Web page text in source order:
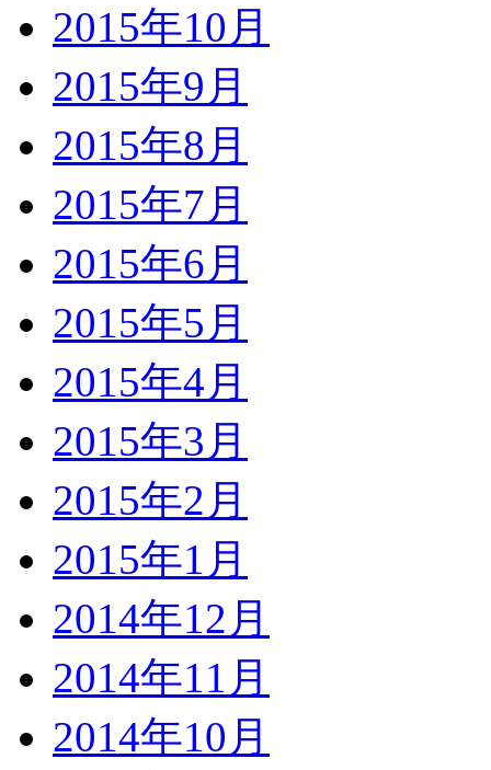
2015年10月
2015年9月
2015年8月
2015年7月
2015年6月
2015年5月
2015年4月
2015年3月
2015年2月
2015年1月
2014年12月
2014年11月
2014年10月